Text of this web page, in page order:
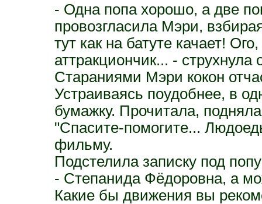
- Одна попа хорошо, а две
провозгласила Мэри,
тут как на батуте качает!
аттракциончик... - струхнула
Стараниями Мэри кокон
Устраиваясь поудобнее, в
бумажку. Прочитала,
"Спасите-помогите...
фильму.
Подстелила записку под
- Степанида Фёдоровна, а
Какие бы движения вы